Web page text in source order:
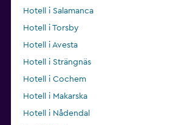
Hotell i Salamanca
Hotell i Torsby
Hotell i Avesta
Hotell i Strängnäs
Hotell i Cochem
Hotell i Makarska
Hotell i Nådendal